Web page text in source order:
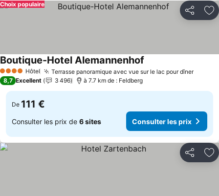
Partager
Choix populaire
4 Étoiles Hôtel Terrasse panoramique avec vue sur le lac pour dîner
Boutique-Hotel Alemannenhof
8,7 Excellent 3 496 à 7.7 km de : Feldberg
De 111 €
Consulter les prix de 6 sites Consulter les prix
Partager